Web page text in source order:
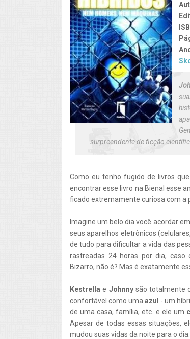
surpreendente de ficção
Como eu tenho fugido de livros
encontrar esse livro na Bienal esse
ficado extremamente curiosa com a
Imagine um belo dia você acordar
seus aparelhos eletrônicos
de tudo para dificultar a vida das
rastreadas 24 horas por dia, caso
Bizarro, não é? Mas é exatamente
Kestrellae Johnny são totalmente
confortável como uma azul - um
de uma casa, família, etc. e ele um
Apesar de todas essas situações,
mudou suas vidas da noite para o dia.